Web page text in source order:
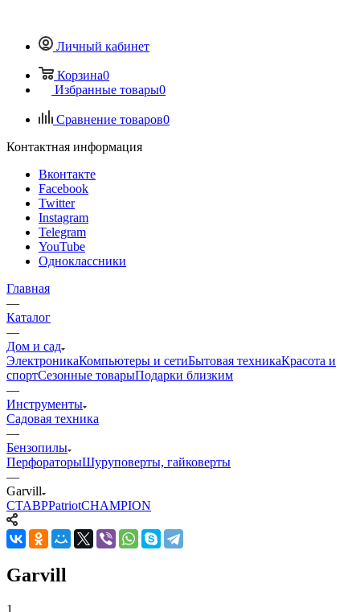
Личный кабинет
Корзина0
Избранные товары0
Сравнение товаров0
Контактная информация
Вконтакте
Facebook
Twitter
Instagram
Telegram
YouTube
Одноклассники
Главная
—
Каталог
—
Дом и сад
ЭлектроникаКомпьютеры и сетиБытовая техникаКрасота и
спортСезонные товарыПодарки близким
—
Инструменты
Садовая техника
—
Бензопилы
ПерфораторыШуруповерты, гайковерты
—
Garvill
СТАВРPatriotCHAMPION
Garvill
1